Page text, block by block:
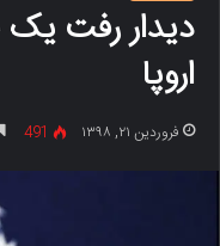
دیدار رفت یک
اروپا
فروردین ۲۱, ۱۳۹۸ 491